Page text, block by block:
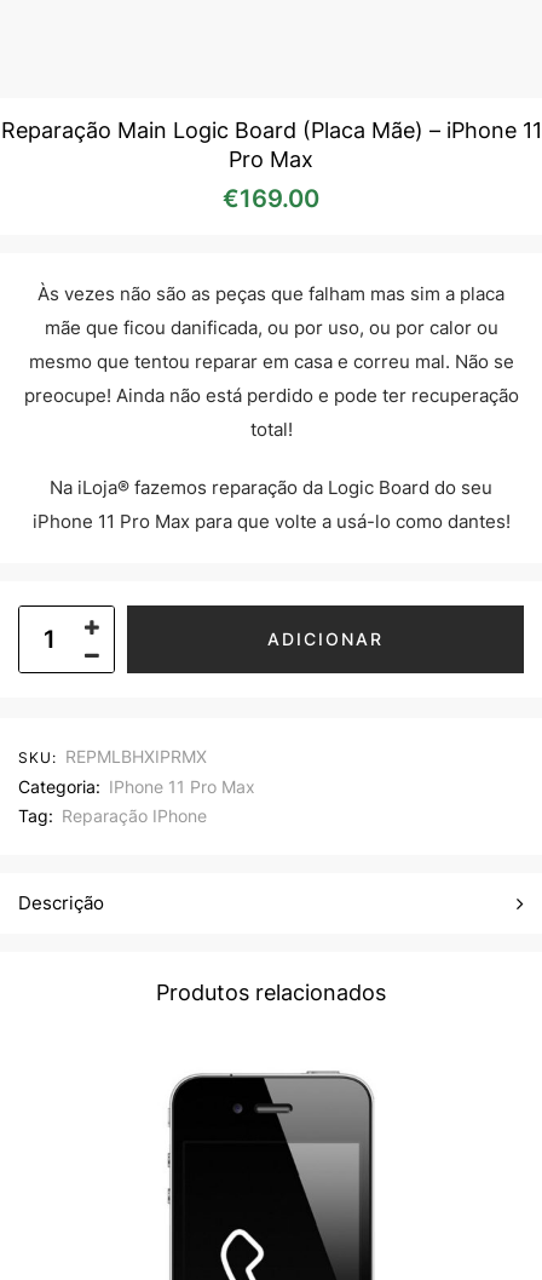
Reparação Main Logic Board (Placa Mãe) – iPhone 11
Pro Max
€169.00
Às vezes não são as peças que falham mas sim a placa
mãe que ficou danificada, ou por uso, ou por calor ou
mesmo que tentou reparar em casa e correu mal. Não se
preocupe! Ainda não está perdido e pode ter recuperação
total!
Na iLoja® fazemos reparação da Logic Board do seu
iPhone 11 Pro Max para que volte a usá-lo como dantes!
ADICIONAR
SKU: REPMLBHXIPRMX
Categoria: IPhone 11 Pro Max
Tag: Reparação IPhone
Descrição
Produtos relacionados